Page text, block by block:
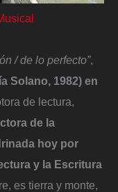
/ de lo perfecto”,
Solano, 1982) en
de lectura,
de la
hoy por
y la Escritura
es tierra y monte,